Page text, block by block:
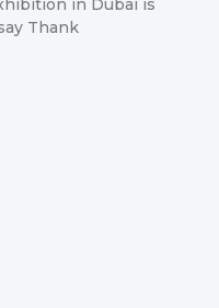
in Dubai is
Thank